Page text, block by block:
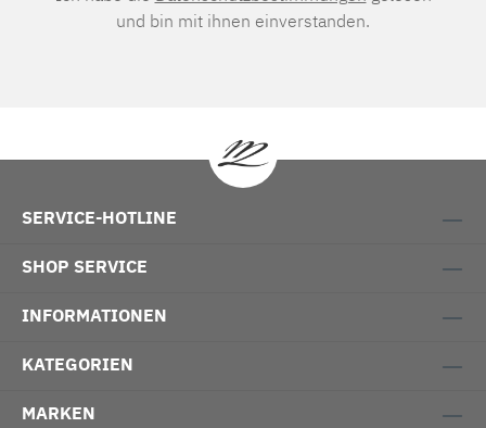
und bin mit ihnen einverstanden.
SERVICE-HOTLINE
SHOP SERVICE
INFORMATIONEN
KATEGORIEN
MARKEN